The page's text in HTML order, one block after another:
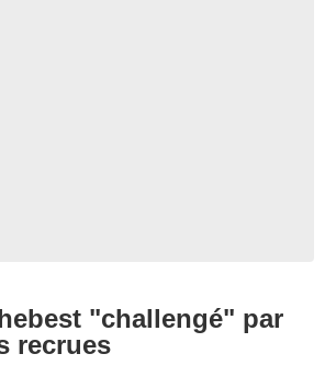
"challengé" par
recrues